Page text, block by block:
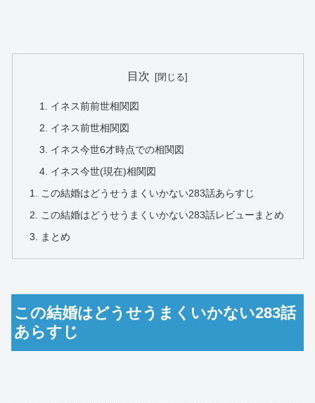
目次
イネス前前世相関図
イネス前世相関図
イネス今世6才時点での相関図
イネス今世(現在)相関図
この結婚はどうせうまくいかない283話あらすじ
この結婚はどうせうまくいかない283話レビューまとめ
まとめ
この結婚はどうせうまくいかない283話
あらすじ